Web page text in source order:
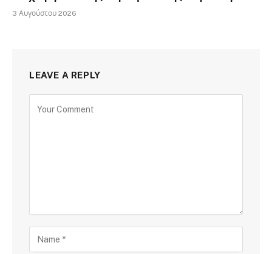
3 Αυγούστου 2026
LEAVE A REPLY